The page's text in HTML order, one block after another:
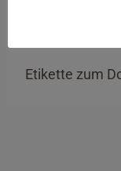
Etikette zum